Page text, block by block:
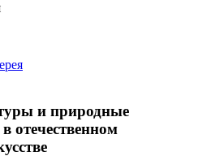
и природные
отечественном